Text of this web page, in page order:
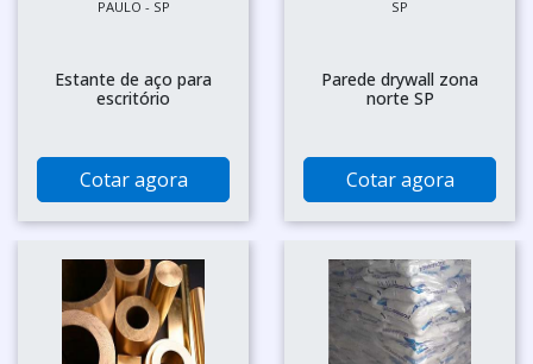
PAULO - SP
Estante de aço para
escritório
Cotar agora
SP
Parede drywall zona
norte SP
Cotar agora